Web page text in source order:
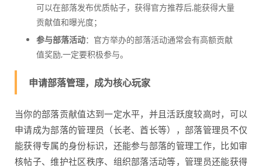
可以在部落发布优质帖子，获得官方推荐后,能获得大量
贡献值和曝光度；
参与部落活动：官方举办的部落活动通常会有高额贡献
值奖励,一定要积极参与。
申请部落管理，成为核心玩家
当你的部落贡献值达到一定水平，并且活跃度较高时，可以
申请成为部落的管理员（长老、酋长等），部落管理员不仅
能获得专属的身份标识，还能参与部落的管理工作，比如审
核帖子、维护社区秩序、组织部落活动等，管理员还能获得